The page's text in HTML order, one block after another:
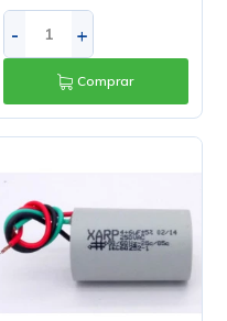
- +
Comprar